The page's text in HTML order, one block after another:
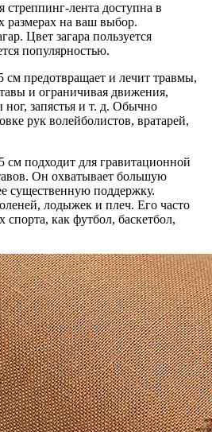
лента доступна в
размерах на ваш выбор.
Цвет загара пользуется
популярностью.
предотвращает и лечит травмы,
и ограничивая движения,
ног, запястья и т. д. Обычно
рук волейболистов, вратарей,
подходит для гравитационной
Он охватывает большую
существенную поддержку.
лодыжек и плеч. Его часто
спорта, как футбол, баскетбол,